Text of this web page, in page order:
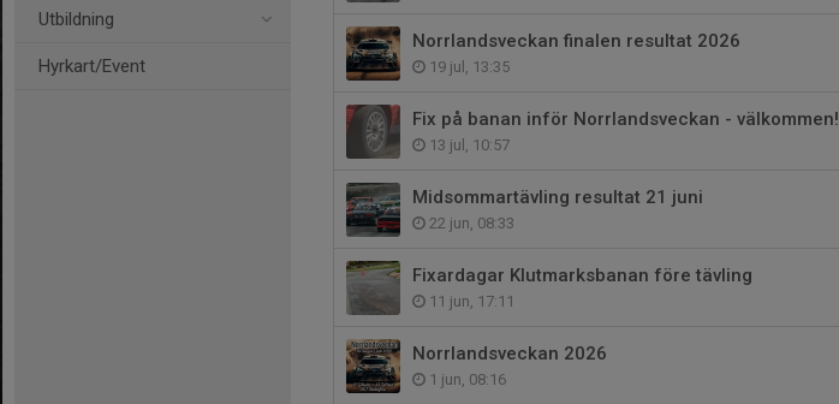
Utbildning
Hyrkart/Event
Norrlandsveckan finalen resultat 2026
19 jul, 13:35
Fix på banan inför Norrlandsveckan - välkommen!
13 jul, 10:57
Midsommartävling resultat 21 juni
22 jun, 08:33
Fixardagar Klutmarksbanan före tävling
11 jun, 17:11
Norrlandsveckan 2026
1 jun, 08:16